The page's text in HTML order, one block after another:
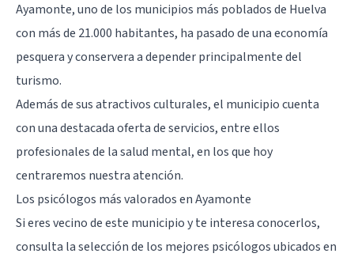
Ayamonte, uno de los municipios más poblados de Huelva
con más de 21.000 habitantes, ha pasado de una economía
pesquera y conservera a depender principalmente del
turismo.
Además de sus atractivos culturales, el municipio cuenta
con una destacada oferta de servicios, entre ellos
profesionales de la salud mental, en los que hoy
centraremos nuestra atención.
Los psicólogos más valorados en Ayamonte
Si eres vecino de este municipio y te interesa conocerlos,
consulta la selección de los mejores psicólogos ubicados en